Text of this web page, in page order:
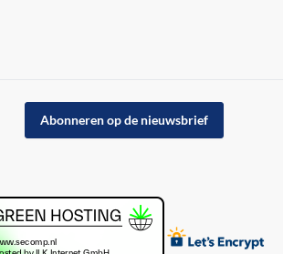
Abonneren op de nieuwsbrief